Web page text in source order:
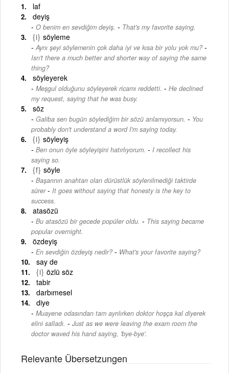
laf
deyiş
O benim en sevdiğim deyiş. - That's my favorite saying.
{i} söyleme
Aynı şeyi söylemenin çok daha iyi ve kısa bir yolu yok mu? -
Isn't there a much better and shorter way of saying the same
thing?
söyleyerek
Meşgul olduğunu söyleyerek ricamı reddetti. - He declined
my request, saying that he was busy.
söz
Galiba sen bugün söylediğim bir sözü anlamıyorsun. - You
probably don't understand a word I'm saying today.
{i} söyleyiş
Ben onun öyle söyleyişini hatırlıyorum. - I recollect his
saying so.
{f} söyle
Başarının anahtarı olan dürüstlük söylenilmediği taktirde
sürer- It goes without saying that honesty is the key to
success.
atasözü
Bu atasözü bir gecede popüler oldu. - This saying became
popular overnight.
özdeyiş
En sevdiğin özdeyiş nedir? - What's your favorite saying?
say de
{i} özlü söz
tabir
darbımesel
diye
Muayene odasından tam ayrılırken doktor hoşça kal diyerek
elini salladı. - Just as we were leaving the exam room the
doctor waved his hand saying, 'bye-bye'.
Relevante Übersetzungen